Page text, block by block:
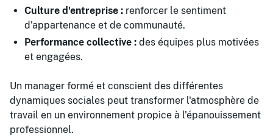
Culture d'entreprise : renforcer le sentiment
d'appartenance et de communauté.
Performance collective : des équipes plus motivées
et engagées.
Un manager formé et conscient des différentes
dynamiques sociales peut transformer l'atmosphère de
travail en un environnement propice à l'épanouissement
professionnel.